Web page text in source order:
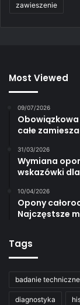
zawieszenie
Most Viewed
09/07/2026
całe
31/03/2026
Wymiana
wskazówki
10/04/2026
Opony
Najczęstsze
Tags
badanie techniczne
diagnostyka